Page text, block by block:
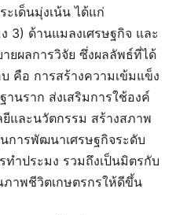
ะเด็นมุ่งเน้น ได้แก่
3) ด้านแมลงเศรษฐกิจ และ
ยผลการวิจัย ซึ่งผลลัพธ์ที่ได้
คือ การสร้างความเข้มแข็ง
นราก ส่งเสริมการใช้องค์
และนวัตกรรม สร้างสภาพ
ารพัฒนาเศรษฐกิจระดับ
ำประมง รวมถึงเป็นมิตรกับ
าพชีวิตเกษตรกรให้ดีขึ้น